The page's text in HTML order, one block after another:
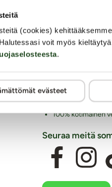
(cookies)
voit myös
.
evästeetAsiantunteva
Ystävällinen ja
100% kotimainen
Seuraa meitä